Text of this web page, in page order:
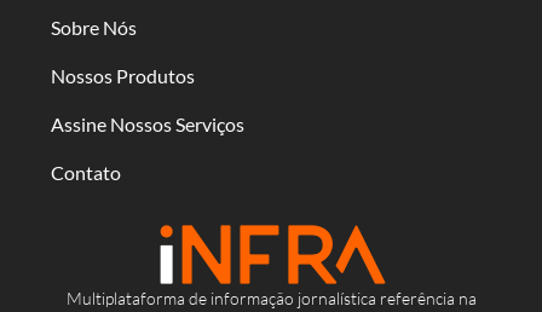
Multiplataforma de informação jornalística referência na
Sobre Nós
Nossos Produtos
Assine Nossos Serviços
Contato